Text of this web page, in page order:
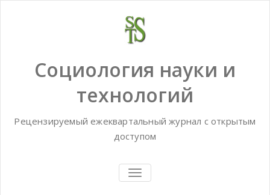
Социология науки и
технологий
Рецензируемый ежеквартальный журнал с открытым
доступом
TOGGLE
NAVIGATION